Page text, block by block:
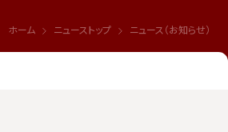
ホーム ニューストップ ニュース（お知らせ）